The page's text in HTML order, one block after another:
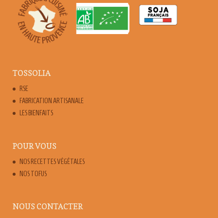
TOSSOLIA
RSE
FABRICATION ARTISANALE
LES BIENFAITS
POUR VOUS
NOS RECETTES VÉGÉTALES
NOS TOFUS
NOUS CONTACTER